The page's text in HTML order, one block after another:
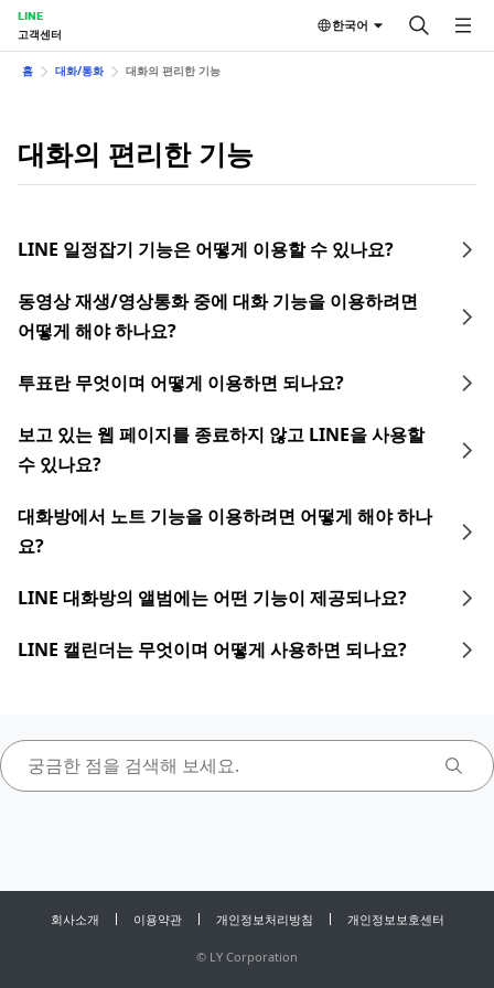
LINE
고객센터
한국어
홈 대화/통화 대화의 편리한 기능
대화의 편리한 기능
LINE 일정잡기 기능은 어떻게 이용할 수 있나요?
동영상 재생/영상통화 중에 대화 기능을 이용하려면
어떻게 해야 하나요?
투표란 무엇이며 어떻게 이용하면 되나요?
보고 있는 웹 페이지를 종료하지 않고 LINE을 사용할
수 있나요?
대화방에서 노트 기능을 이용하려면 어떻게 해야 하나
요?
LINE 대화방의 앨범에는 어떤 기능이 제공되나요?
LINE 캘린더는 무엇이며 어떻게 사용하면 되나요?
회사소개 이용약관 개인정보처리방침 개인정보보호센터
© LY Corporation